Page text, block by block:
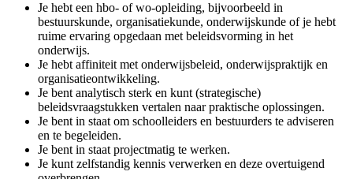
Je hebt een hbo- of wo-opleiding, bijvoorbeeld in
bestuurskunde, organisatiekunde, onderwijskunde of je hebt
ruime ervaring opgedaan met beleidsvorming in het
onderwijs.
Je hebt affiniteit met onderwijsbeleid, onderwijspraktijk en
organisatieontwikkeling.
Je bent analytisch sterk en kunt (strategische)
beleidsvraagstukken vertalen naar praktische oplossingen.
Je bent in staat om schoolleiders en bestuurders te adviseren
en te begeleiden.
Je bent in staat projectmatig te werken.
Je kunt zelfstandig kennis verwerken en deze overtuigend